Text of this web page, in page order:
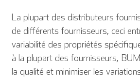
La plupart des distributeurs
de différents fournisseurs, ceci
variabilité des propriétés
à la plupart des fournisseurs,
la qualité et minimiser les